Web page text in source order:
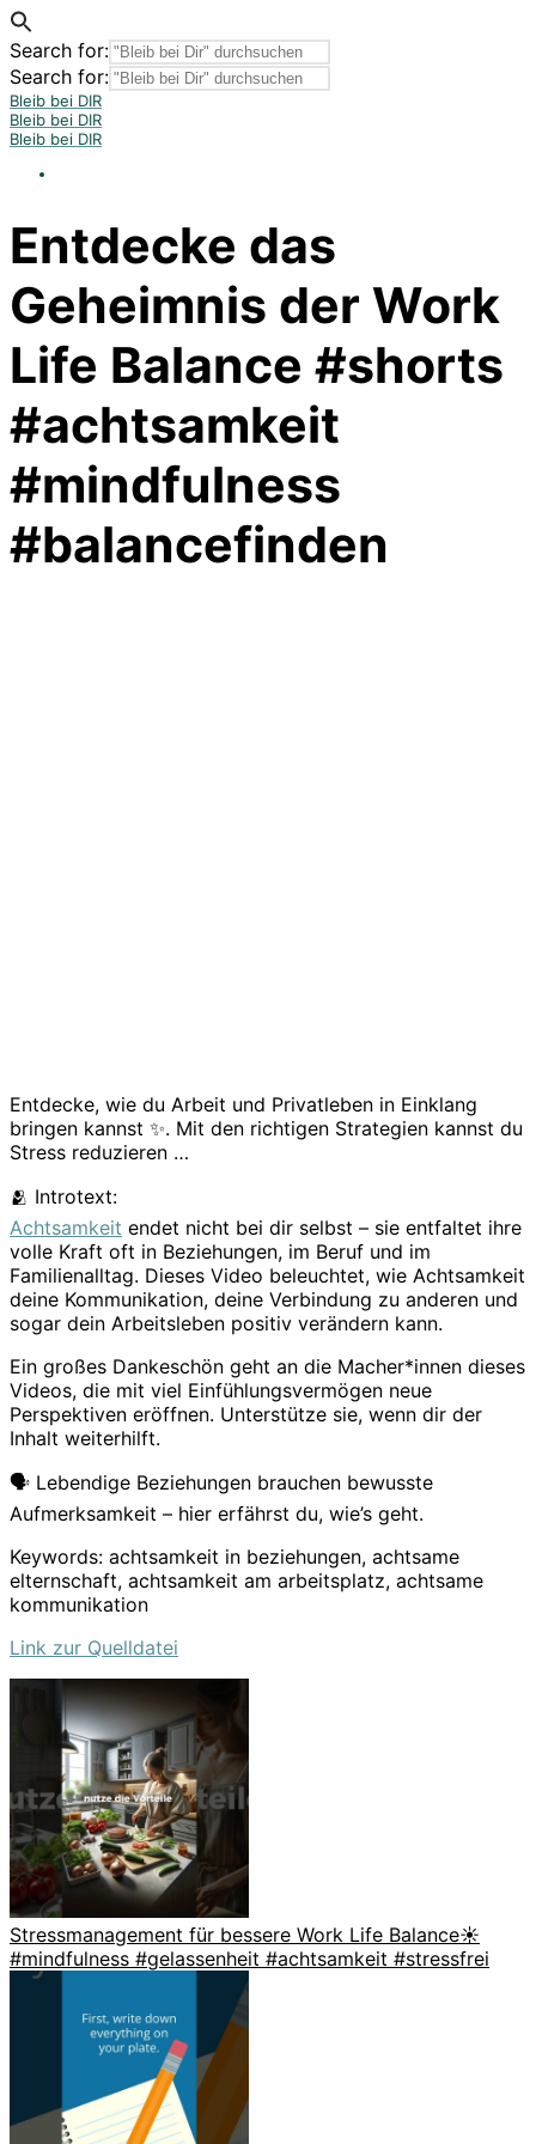
Search for:
Search for:
Bleib bei DIR
Bleib bei DIR
Bleib bei DIR
Entdecke das
Geheimnis der Work
Life Balance #shorts
#achtsamkeit
#mindfulness
#balancefinden
Entdecke, wie du Arbeit und Privatleben in Einklang
bringen kannst ✨. Mit den richtigen Strategien kannst du
Stress reduzieren …
🫂 Introtext:
Achtsamkeit endet nicht bei dir selbst – sie entfaltet ihre
volle Kraft oft in Beziehungen, im Beruf und im
Familienalltag. Dieses Video beleuchtet, wie Achtsamkeit
deine Kommunikation, deine Verbindung zu anderen und
sogar dein Arbeitsleben positiv verändern kann.
Ein großes Dankeschön geht an die Macher*innen dieses
Videos, die mit viel Einfühlungsvermögen neue
Perspektiven eröffnen. Unterstütze sie, wenn dir der
Inhalt weiterhilft.
🗣️ Lebendige Beziehungen brauchen bewusste
Aufmerksamkeit – hier erfährst du, wie’s geht.
Keywords: achtsamkeit in beziehungen, achtsame
elternschaft, achtsamkeit am arbeitsplatz, achtsame
kommunikation
Link zur Quelldatei
Stressmanagement für bessere Work Life Balance☀️
#mindfulness #gelassenheit #achtsamkeit #stressfrei